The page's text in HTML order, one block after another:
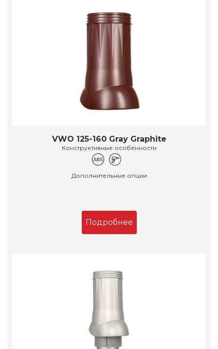
VWO 125-160 Gray Graphite
Конструктивные особенности
Дополнительные опции
Подробнее